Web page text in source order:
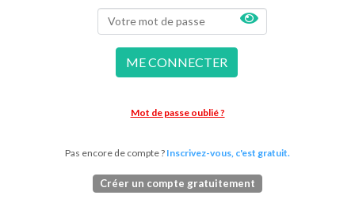
ME CONNECTER
Mot de passe oublié ?
Pas encore de compte ? Inscrivez-vous, c'est gratuit.
Créer un compte gratuitement